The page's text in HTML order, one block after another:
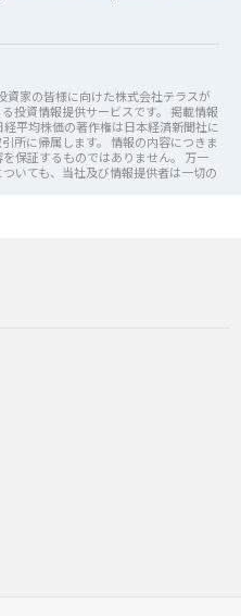
家の皆様に向けた株式会社テラスが
投資情報提供サービスです。 掲載情報
平均株価の著作権は日本経済新聞社に
所に帰属します。 情報の内容につきま
保証するものではありません。 万一
いても、当社及び情報提供者は一切の